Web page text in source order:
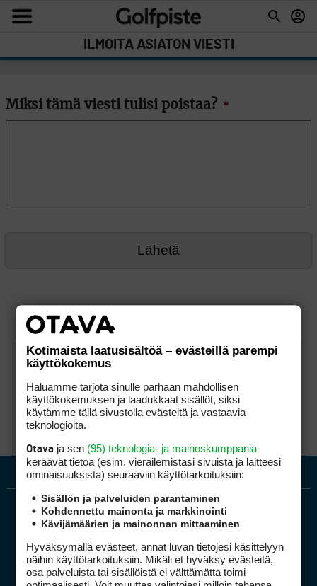
ILMOITA ASIATON VIESTI
Miksi tämä viesti tulisi poistaa? *
Kotimaista laatusisältöä – evästeillä parempi
käyttökokemus
Haluamme tarjota sinulle parhaan mahdollisen
käyttökokemuksen ja laadukkaat sisällöt, siksi
käytämme tällä sivustolla evästeitä ja vastaavia
teknologioita.
Otava ja sen (95) teknologia- ja mainoskumppania
keräävät tietoa (esim. vierailemis­tasi sivuista ja laitteesi
ominaisuuk­sista) seuraaviin käyttötarkoituksiin:
Sisällön ja palveluiden parantaminen
Kohdennettu mainonta ja markkinointi
Kävijämäärien ja mainonnan mittaaminen
Hyväksymällä evästeet, annat luvan tietojesi käsittelyyn
näihin käyttötarkoituksiin. Mikäli et hyväksy evästeitä,
osa palveluista tai sisällöistä ei välttämättä toimi